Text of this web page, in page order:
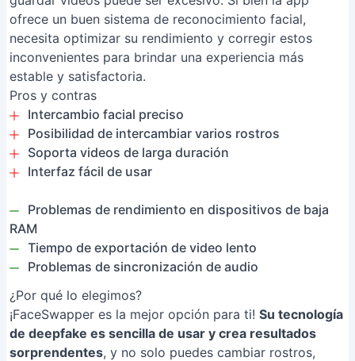
ofrece un buen sistema de reconocimiento facial,
necesita optimizar su rendimiento y corregir estos
inconvenientes para brindar una experiencia más
estable y satisfactoria.
Pros y contras
Intercambio facial preciso
Posibilidad de intercambiar varios rostros
Soporta videos de larga duración
Interfaz fácil de usar
Problemas de rendimiento en dispositivos de baja
RAM
Tiempo de exportación de video lento
Problemas de sincronización de audio
¿Por qué lo elegimos?
¡FaceSwapper es la mejor opción para ti! Su tecnología
de deepfake es sencilla de usar y crea resultados
sorprendentes, y no solo puedes cambiar rostros,